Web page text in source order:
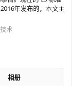
年发布的，本文主
术
相册